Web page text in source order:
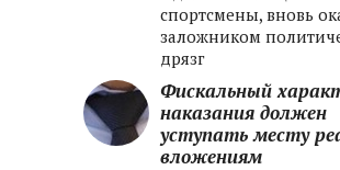
спортсмены, вновь
заложником
дрязг
Фискальный
наказания должен
уступать месту
вложениям